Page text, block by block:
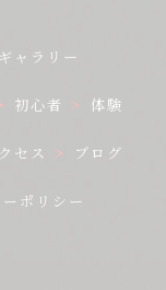
ギャラリー
初心者 体験
セス ブログ
ポリシー